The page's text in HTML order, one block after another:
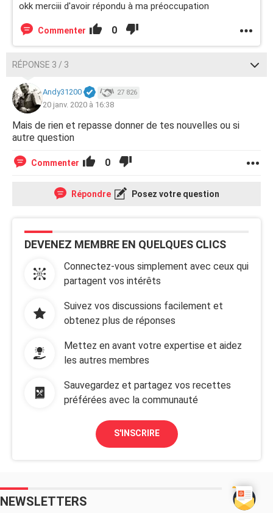
okk merciii d'avoir répondu à ma préoccupation
Commenter 0
RÉPONSE 3 / 3
Andy31200 27 826
20 janv. 2020 à 16:38
Mais de rien et repasse donner de tes nouvelles ou si
autre question
Commenter 0
Répondre Posez votre question
DEVENEZ MEMBRE EN QUELQUES CLICS
Connectez-vous simplement avec ceux qui
partagent vos intérêts
Suivez vos discussions facilement et
obtenez plus de réponses
Mettez en avant votre expertise et aidez
les autres membres
Sauvegardez et partagez vos recettes
préférées avec la communauté
S'INSCRIRE
NEWSLETTERS